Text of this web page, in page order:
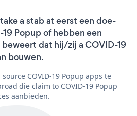
a stab at eerst een doe-
Popup of hebben een
dat hij/zij a COVID-19
bouwen.
COVID-19 Popup apps te
die claim to COVID-19 Popup
aanbieden.